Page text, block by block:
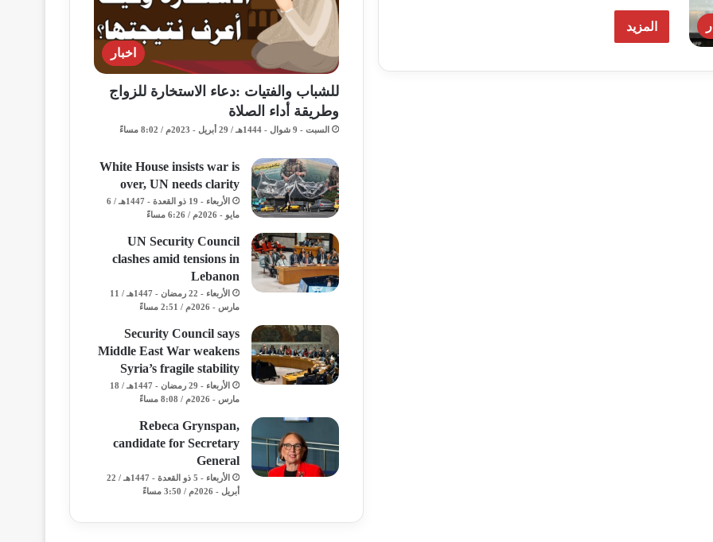
المزيد
اخبار
للشباب والفتيات :دعاء الاستخارة للزواج
وطريقة أداء الصلاة
السبت - 9 شوال - 1444هـ / 29 أبريل - 2023م / 8:02 مساءً
White House insists war is
over, UN needs clarity
الأربعاء - 19 ذو القعدة - 1447هـ / 6
مايو - 2026م / 6:26 مساءً
UN Security Council
clashes amid tensions in
Lebanon
الأربعاء - 22 رمضان - 1447هـ / 11
مارس - 2026م / 2:51 مساءً
Security Council says
Middle East War weakens
Syria’s fragile stability
الأربعاء - 29 رمضان - 1447هـ / 18
مارس - 2026م / 8:08 مساءً
Rebeca Grynspan,
candidate for Secretary
General
الأربعاء - 5 ذو القعدة - 1447هـ / 22
أبريل - 2026م / 3:50 مساءً